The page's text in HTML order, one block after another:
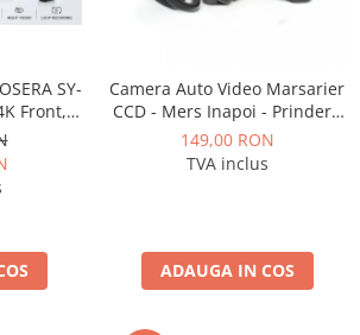
SY-
Front,
GPS,
Sensor,
Camera Auto Video Marsarier
CCD - Mers Inapoi - Prindere
Standard - AD-BGCM1
149,00 RON
TVA inclus
ADAUGA IN COS